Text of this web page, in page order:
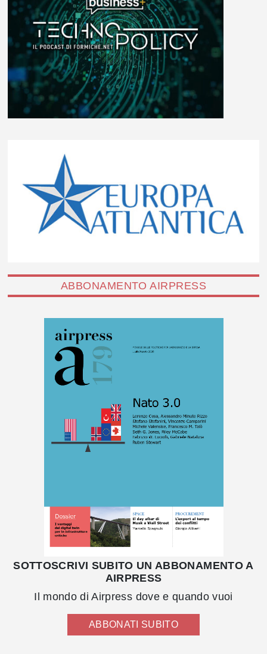
ABBONAMENTO AIRPRESS
SOTTOSCRIVI SUBITO UN ABBONAMENTO A
AIRPRESS
Il mondo di Airpress dove e quando vuoi
ABBONATI SUBITO